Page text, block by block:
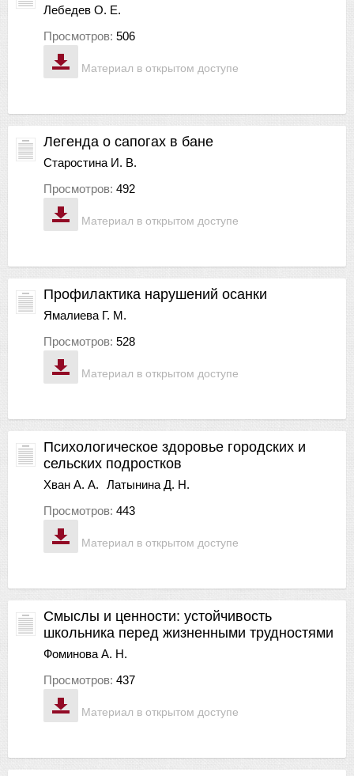
Материал в открытом доступе
Лебедев О. Е.
Просмотров: 506
Материал в открытом доступе
Легенда о сапогах в бане
Старостина И. В.
Просмотров: 492
Материал в открытом доступе
Профилактика нарушений осанки
Ямалиева Г. М.
Просмотров: 528
Материал в открытом доступе
Психологическое здоровье городских и
сельских подростков
Хван А. А.
Латынина Д. Н.
Просмотров: 443
Материал в открытом доступе
Смыслы и ценности: устойчивость
школьника перед жизненными трудностями
Фоминова А. Н.
Просмотров: 437